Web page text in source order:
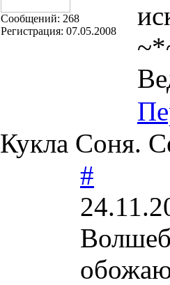
Cообщений: 268
Регистрация: 07.05.2008
Кукла Соня.
#